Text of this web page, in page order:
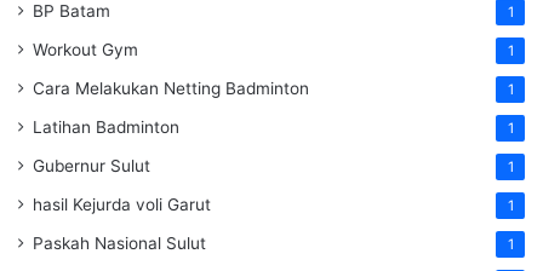
BP Batam 1
Workout Gym 1
Cara Melakukan Netting Badminton 1
Latihan Badminton 1
Gubernur Sulut 1
hasil Kejurda voli Garut 1
Paskah Nasional Sulut 1